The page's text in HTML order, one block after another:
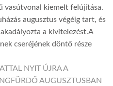
vasútvonal kiemelt felújítása.
augusztus végéig tart, és
a kivitelezést.A
cseréjének döntő része
NYIT ÚJRA A
AUGUSZTUSBAN